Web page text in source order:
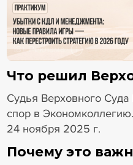
18+ Реклама
Что решил
Судья Верховного
спор в
24 ноября 2025 г.
Почему это